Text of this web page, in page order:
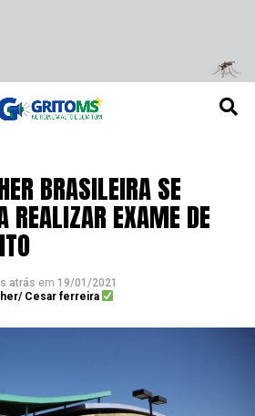
BRASILEIRA SE
REALIZAR EXAME DE
atrás em 19/01/2021
Cesar ferreira